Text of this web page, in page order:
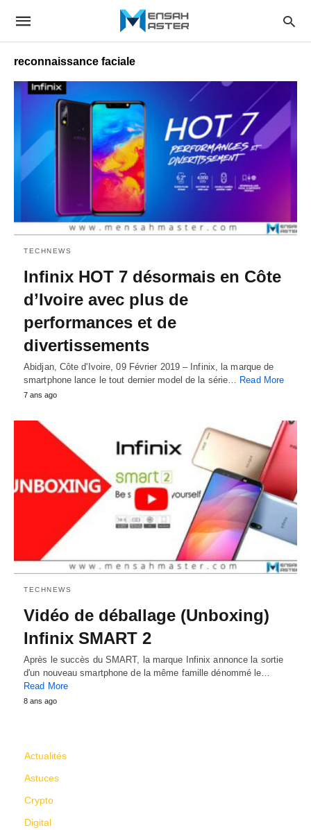
reconnaissance faciale
TECHNEWS
Infinix HOT 7 désormais en Côte
d’Ivoire avec plus de
performances et de
divertissements
Abidjan, Côte d'Ivoire, 09 Février 2019 – Infinix, la marque de
smartphone lance le tout dernier model de la série… Read More
7 ans ago
TECHNEWS
Vidéo de déballage (Unboxing)
Infinix SMART 2
Après le succès du SMART, la marque Infinix annonce la sortie
d'un nouveau smartphone de la même famille dénommé le…
Read More
8 ans ago
Actualités
Astuces
Crypto
Digital